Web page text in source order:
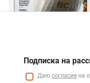
Подписка на
Даю согласие на